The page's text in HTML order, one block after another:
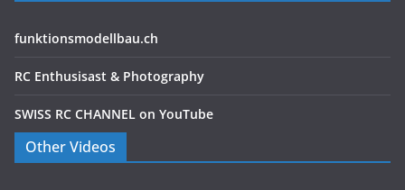
funktionsmodellbau.ch
RC Enthusisast & Photography
SWISS RC CHANNEL on YouTube
Other Videos